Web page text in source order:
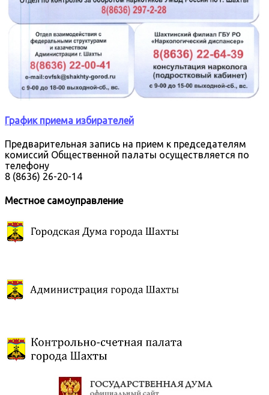
График приема избирателей
Предварительная запись на прием к председателям
комиссий Общественной палаты осуществляется по
телефону
8 (8636) 26-20-14
Местное самоуправление